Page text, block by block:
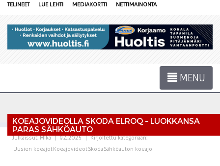
TELINEET LUE LEHTI MEDIAKORTTI NETTIMAINONTA
MENU
KOEAJOVIDEOLLA SKODA ELROQ – LUOKKANSA
PARAS SÄHKÖAUTO
Julkaissut:Mika | 9.4.2025 | Kirjoitettu kategoriaan:
Uusien koeajotKoeajovideotSkoda Sähköauton koeajo